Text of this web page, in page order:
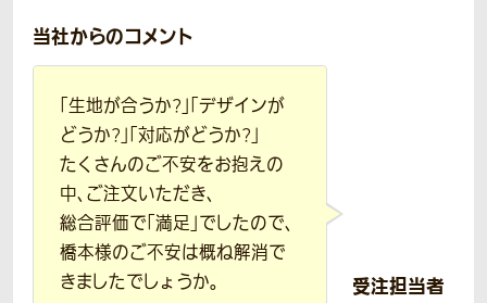
当社からのコメント
「生地が合うか?」「デザインが
どうか?」「対応がどうか?」
たくさんのご不安をお抱えの
中、ご注文いただき、
総合評価で「満足」でしたので、
橋本様のご不安は概ね解消で
きましたでしょうか。
受注担当者